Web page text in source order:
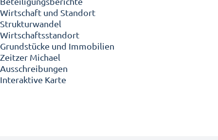
Wirtschaft und Standort
Strukturwandel
Wirtschaftsstandort
Grundstücke und Immobilien
Zeitzer Michael
Ausschreibungen
Interaktive Karte